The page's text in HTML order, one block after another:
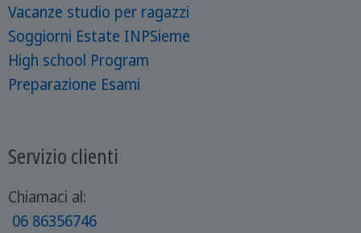
Vacanze studio per ragazzi
Soggiorni Estate INPSieme
High school Program
Preparazione Esami
Servizio clienti
Chiamaci al:
06 86356746